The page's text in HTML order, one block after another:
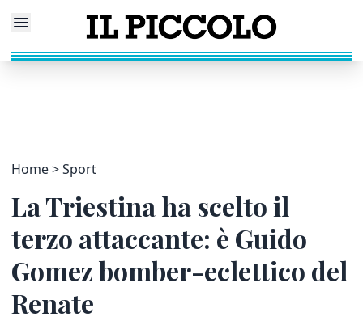
Home Sport
La Triestina ha scelto il
terzo attaccante: è Guido
Gomez bomber-eclettico del
Renate